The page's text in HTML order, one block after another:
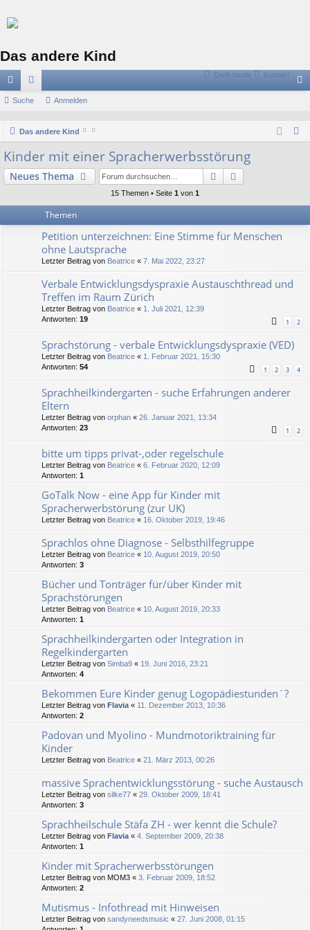
Das andere Kind
ch
llz
ug
riff
or
Dark mode Kontakt
el
Suche Anmelden
Das andere Kind
Kinder mit einer Spracherwerbsstörung
Neues Thema Suche
15 Themen • Seite 1 von 1
Themen
Petition unterzeichnen: Eine Stimme für Menschen
ohne Lautsprache
Letzter Beitrag von Beatrice « 7. Mai 2022, 23:27
Verbale Entwicklungsdyspraxie Austauschthread und
Treffen im Raum Zürich
Letzter Beitrag von Beatrice « 1. Juli 2021, 12:39
Antworten: 19 1 2
Sprachstörung - verbale Entwicklungsdyspraxie (VED)
Letzter Beitrag von Beatrice « 1. Februar 2021, 15:30
Antworten: 54 1 2 3 4
Sprachheilkindergarten - suche Erfahrungen anderer
Eltern
Letzter Beitrag von orphan « 26. Januar 2021, 13:34
Antworten: 23 1 2
bitte um tipps privat-,oder regelschule
Letzter Beitrag von Beatrice « 6. Februar 2020, 12:09
Antworten: 1
GoTalk Now - eine App für Kinder mit
Spracherwerbstörung (zur UK)
Letzter Beitrag von Beatrice « 16. Oktober 2019, 19:46
Sprachlos ohne Diagnose - Selbsthilfegruppe
Letzter Beitrag von Beatrice « 10. August 2019, 20:50
Antworten: 3
Bücher und Tonträger für/über Kinder mit
Sprachstörungen
Letzter Beitrag von Beatrice « 10. August 2019, 20:33
Antworten: 1
Sprachheilkindergarten oder Integration in
Regelkindergarten
Letzter Beitrag von Simba9 « 19. Juni 2016, 23:21
Antworten: 4
Bekommen Eure Kinder genug Logopädiestunden`?
Letzter Beitrag von Flavia « 11. Dezember 2013, 10:36
Antworten: 2
Padovan und Myolino - Mundmotoriktraining für
Kinder
Letzter Beitrag von Beatrice « 21. März 2013, 00:26
massive Sprachentwicklungsstörung - suche Austausch
Letzter Beitrag von silke77 « 29. Oktober 2009, 18:41
Antworten: 3
Sprachheilschule Stäfa ZH - wer kennt die Schule?
Letzter Beitrag von Flavia « 4. September 2009, 20:38
Antworten: 1
Kinder mit Spracherwerbsstörungen
Letzter Beitrag von MOM3 « 3. Februar 2009, 18:52
Antworten: 2
Mutismus - Infothread mit Hinweisen
Letzter Beitrag von sandyneedsmusic « 27. Juni 2008, 01:15